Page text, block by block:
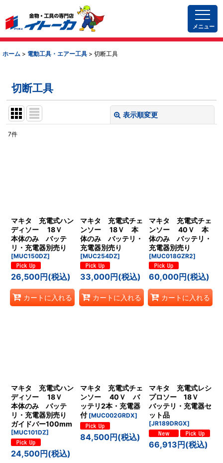
メニュー
ホーム > 電動工具・エアー工具 > 切断工具
切断工具
表示順変更
7件
マキタ 充電式ハン
ディソー 18Ｖ
本体のみ バッテ
リ・充電器別売り
[MUC150DZ]
26,500円 (税込)
カートに入れる
マキタ 充電式チェ
ンソー 18Ｖ 本
体のみ バッテリ・
充電器別売り
[MUC254DZ]
33,000円 (税込)
カートに入れる
マキタ 充電式チェ
ンソー 40Ｖ 本
体のみ バッテリ・
充電器別売り
[MUC018GZR2]
60,000円 (税込)
カートに入れる
マキタ 充電式ハン
ディソー 18Ｖ
本体のみ バッテ
リ・充電器別売り
ガイドバー100mm
[MUC101DZ]
24,500円(税込)
マキタ 充電式チェ
ンソー 40Ｖ バ
ッテリ2本・充電器
付 [MUC002GRDX]
84,500円(税込)
マキタ 充電式レシ
プロソー 18Ｖ
バッテリ・充電器セ
ット品
[JR189DRGX]
66,913円(税込)